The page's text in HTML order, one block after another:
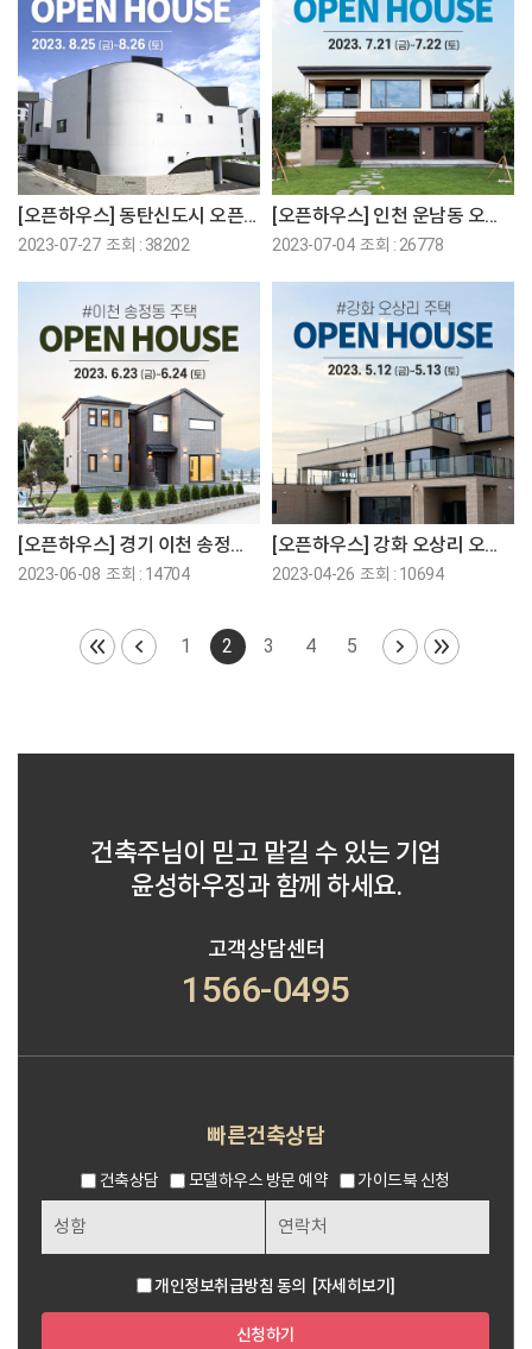
[오픈하우스] 동탄신도시 오픈하우스에 초대합니다!
2023-07-27 조회 : 38202
[오픈하우스] 인천 운남동 오픈하우스에 초대합니다!
2023-07-04 조회 : 26778
[오픈하우스] 경기 이천 송정동 오픈하우스에 초대합니다!
2023-06-08 조회 : 14704
[오픈하우스] 강화 오상리 오픈하우스에 초대합니다!
2023-04-26 조회 : 10694
1 2 3 4 5
건축주님이 믿고 맡길 수 있는 기업
윤성하우징과 함께 하세요.
고객상담센터
1566-0495
빠른건축상담
건축상담 모델하우스 방문 예약 가이드북 신청
개인정보취급방침 동의 [자세히보기]
신청하기